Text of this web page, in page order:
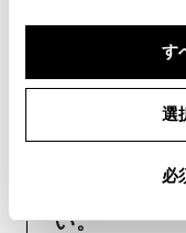
す
選
必
チャット
（長期連休
い。